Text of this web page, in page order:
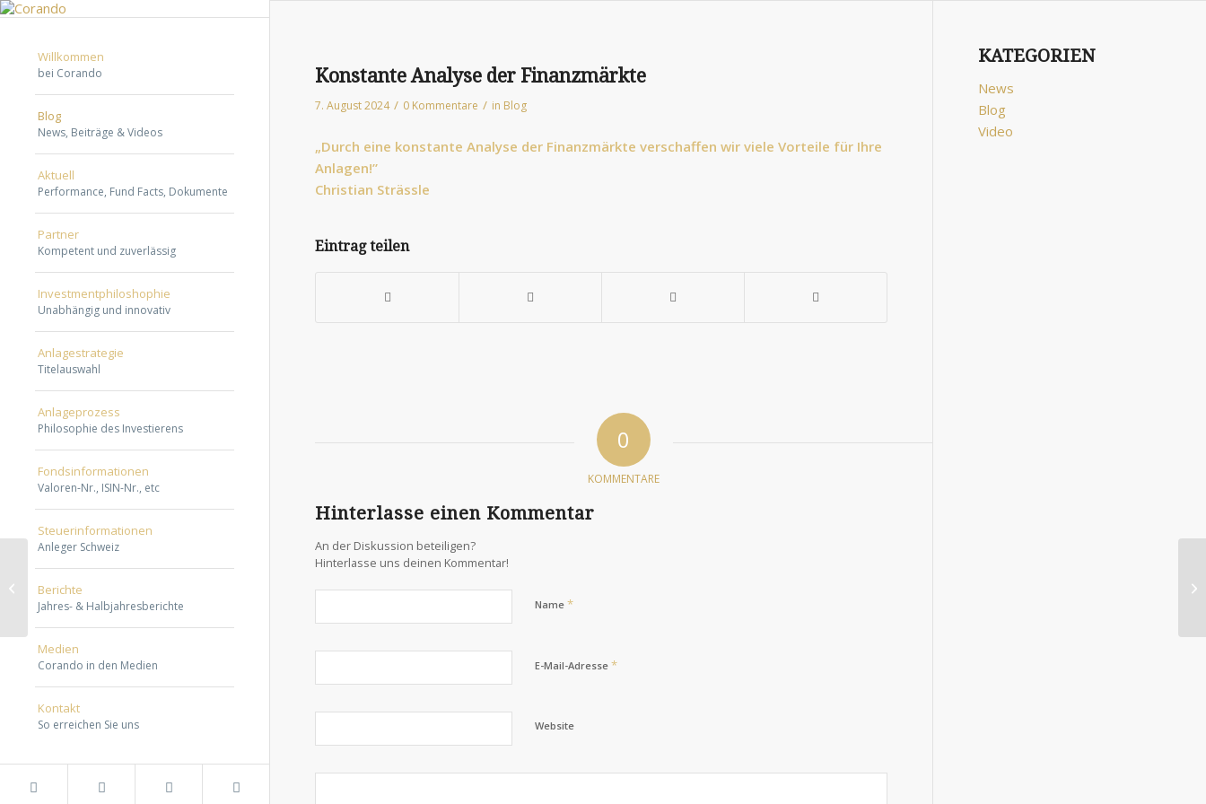
Willkommen
bei Corando
Blog
News, Beiträge & Videos
Aktuell
Performance, Fund Facts, Dokumente
Partner
Kompetent und zuverlässig
Investmentphiloshophie
Unabhängig und innovativ
Anlagestrategie
Titelauswahl
Anlageprozess
Philosophie des Investierens
Fondsinformationen
Valoren-Nr., ISIN-Nr., etc
Steuerinformationen
Anleger Schweiz
Berichte
Jahres- & Halbjahresberichte
Medien
Corando in den Medien
Kontakt
So erreichen Sie uns
Konstante Analyse der Finanzmärkte
7. August 2024 / 0 Kommentare / in Blog
„Durch eine konstante Analyse der Finanzmärkte verschaffen wir viele Vorteile für Ihre
Anlagen!”
Christian Strässle
do
services
support
a
therapeutic
prescription
antimicrobials,
and
Eintrag teilen
0
KOMMENTARE
Hinterlasse einen Kommentar
An der Diskussion beteiligen?
Hinterlasse uns deinen Kommentar!
Name *
E-Mail-Adresse *
Website
KATEGORIEN
News
Blog
Video
Vermögensaufbau